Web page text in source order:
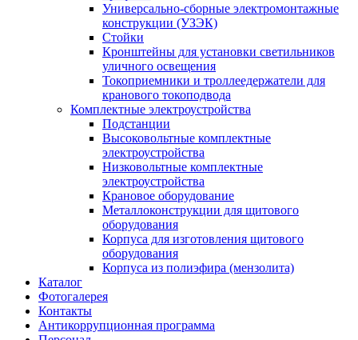
Универсально-сборные электромонтажные
конструкции (УЗЭК)
Стойки
Кронштейны для установки светильников
уличного освещения
Токоприемники и троллеедержатели для
кранового токоподвода
Комплектные электроустройства
Подстанции
Высоковольтные комплектные
электроустройства
Низковольтные комплектные
электроустройства
Крановое оборудование
Металлоконструкции для щитового
оборудования
Корпуса для изготовления щитового
оборудования
Корпуса из полиэфира (мензолита)
Каталог
Фотогалерея
Контакты
Антикоррупционная программа